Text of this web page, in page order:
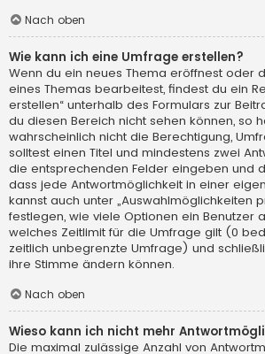
Nach oben
Wie kann ich eine Umfrage erstellen?
Wenn du ein neues Thema eröffnest oder
eines Themas bearbeitest, findest du ein
erstellen“ unterhalb des Formulars zur
du diesen Bereich nicht sehen können, so
wahrscheinlich nicht die Berechtigung,
solltest einen Titel und mindestens zwei
die entsprechenden Felder eingeben und
dass jede Antwortmöglichkeit in einer
kannst auch unter „Auswahlmöglichkeiten
festlegen, wie viele Optionen ein Benutzer
welches Zeitlimit für die Umfrage gilt (0
zeitlich unbegrenzte Umfrage) und
ihre Stimme ändern können.
Nach oben
Wieso kann ich nicht mehr
Die maximal zulässige Anzahl von